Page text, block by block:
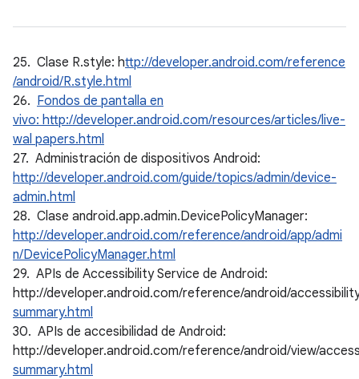
25. Clase R.style: http://developer.android.com/reference
/android/R.style.html
26. Fondos de pantalla en
vivo: http://developer.android.com/resources/articles/live-
wal papers.html
27. Administración de dispositivos Android:
http://developer.android.com/guide/topics/admin/device-
admin.html
28. Clase android.app.admin.DevicePolicyManager:
http://developer.android.com/reference/android/app/admi
n/DevicePolicyManager.html
29. APIs de Accessibility Service de Android:
http://developer.android.com/reference/android/
summary.html
30. APIs de accesibilidad de Android:
http://developer.android.com/reference/android/view/
summary.html